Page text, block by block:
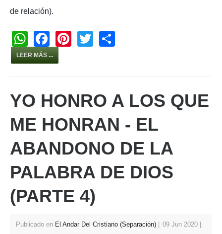
de relación).
W
h
at
A
p
p
F
a
c
b
o
o
k
Pi
st
T
LEER MÁS ...
YO HONRO A LOS QUE
ME HONRAN - EL
ABANDONO DE LA
PALABRA DE DIOS
(PARTE 4)
Publicado en El Andar Del Cristiano (Separación) 09 Jun 2020